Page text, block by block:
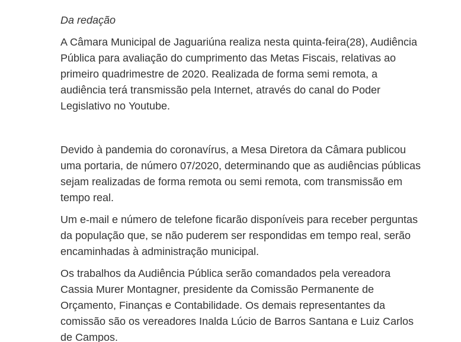
Da redação
A Câmara Municipal de Jaguariúna realiza nesta quinta-feira(28), Audiência
Pública para avaliação do cumprimento das Metas Fiscais, relativas ao
primeiro quadrimestre de 2020. Realizada de forma semi remota, a
audiência terá transmissão pela Internet, através do canal do Poder
Legislativo no Youtube.
Devido à pandemia do coronavírus, a Mesa Diretora da Câmara publicou
uma portaria, de número 07/2020, determinando que as audiências públicas
sejam realizadas de forma remota ou semi remota, com transmissão em
tempo real.
Um e-mail e número de telefone ficarão disponíveis para receber perguntas
da população que, se não puderem ser respondidas em tempo real, serão
encaminhadas à administração municipal.
Os trabalhos da Audiência Pública serão comandados pela vereadora
Cassia Murer Montagner, presidente da Comissão Permanente de
Orçamento, Finanças e Contabilidade. Os demais representantes da
comissão são os vereadores Inalda Lúcio de Barros Santana e Luiz Carlos
de Campos.